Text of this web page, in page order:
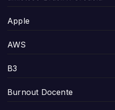
Apple
AWS
B3
Burnout Docente